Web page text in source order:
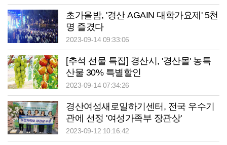
초가을밤, '경산 AGAIN 대학가요제' 5천
명 즐겼다
2023-09-14 09:33:06
[추석 선물 특집] 경산시, '경산몰' 농특
산물 30% 특별할인
2023-09-14 07:34:26
경산여성새로일하기센터, 전국 우수기
관에 선정 '여성가족부 장관상'
2023-09-12 10:16:42